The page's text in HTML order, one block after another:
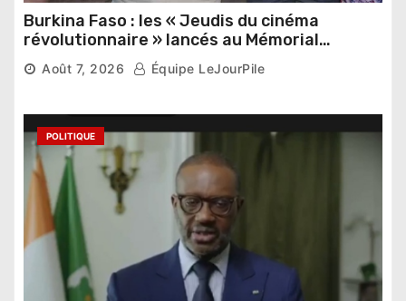
Burkina Faso : les « Jeudis du cinéma
révolutionnaire » lancés au Mémorial
Thomas Sankara
Août 7, 2026 Équipe LeJourPile
POLITIQUE